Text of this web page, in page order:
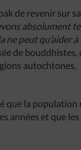
de revenir sur sa
absolument
peut qu’aider à
de bouddhistes,
autochtones.
que la population
années et que les